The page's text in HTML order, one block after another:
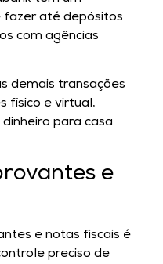
fazer até depósitos
com agências
demais transações
físico e virtual,
para casa
e
e notas fiscais é
preciso de